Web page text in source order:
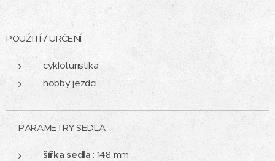
POUŽITÍ / URČENÍ
cykloturistika
hobby jezdci
PARAMETRY SEDLA
šířka sedla : 148 mm